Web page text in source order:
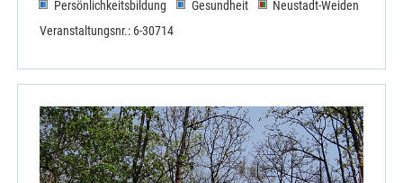
Persönlichkeitsbildung Gesundheit
Neustadt-Weiden
Veranstaltungsnr.: 6-30714